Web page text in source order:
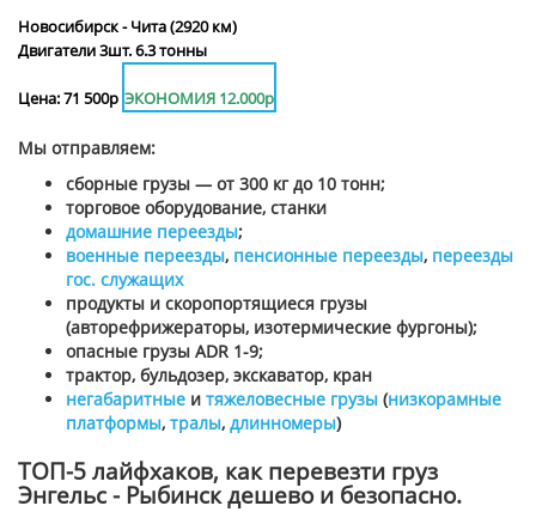
Новосибирск - Чита (2920 км)
Двигатели 3шт. 6.3 тонны
Цена: 71 500р ЭКОНОМИЯ 12.000р
Мы отправляем:
сборные грузы — от 300 кг до 10 тонн;
торговое оборудование, станки
домашние переезды;
военные переезды, пенсионные переезды, переезды
гос. служащих
продукты и скоропортящиеся грузы
(авторефрижераторы, изотермические фургоны);
опасные грузы ADR 1-9;
трактор, бульдозер, экскаватор, кран
негабаритные и тяжеловесные грузы (низкорамные
платформы, тралы, длинномеры)
ТОП-5 лайфхаков, как перевезти груз
Энгельс - Рыбинск дешево и безопасно.